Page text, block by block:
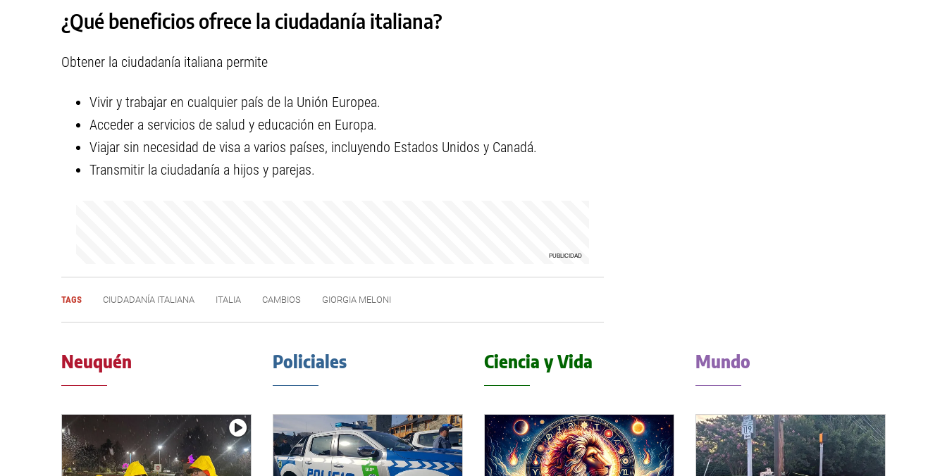
¿Qué beneficios ofrece la ciudadanía italiana?
Obtener la ciudadanía italiana permite
Vivir y trabajar en cualquier país de la Unión Europea.
Acceder a servicios de salud y educación en Europa.
Viajar sin necesidad de visa a varios países, incluyendo Estados Unidos y Canadá.
Transmitir la ciudadanía a hijos y parejas.
TAGS CIUDADANÍA ITALIANA ITALIA CAMBIOS GIORGIA MELONI
Neuquén Policiales Ciencia y Vida Mundo